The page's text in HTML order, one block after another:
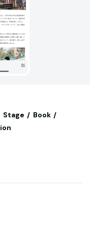
Stage
Book